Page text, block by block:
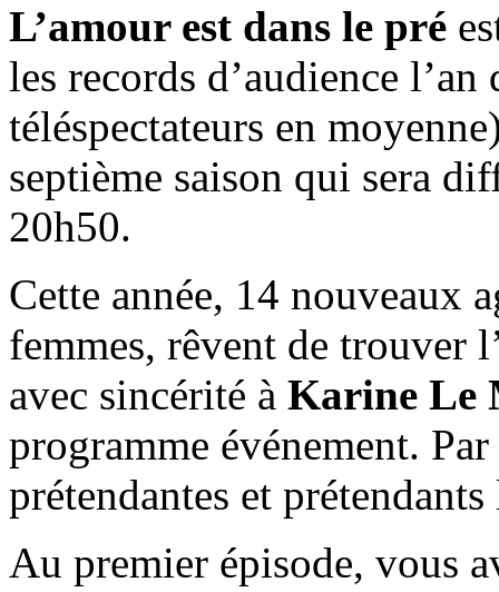
L’amour est dans le pré
les records d’audience
téléspectateurs en
septième saison qui sera
20h50.
Cette année, 14 nouveaux
femmes, rêvent de trouver
avec sincérité à Karine Le
programme événement.
prétendantes et
Au premier épisode, vous